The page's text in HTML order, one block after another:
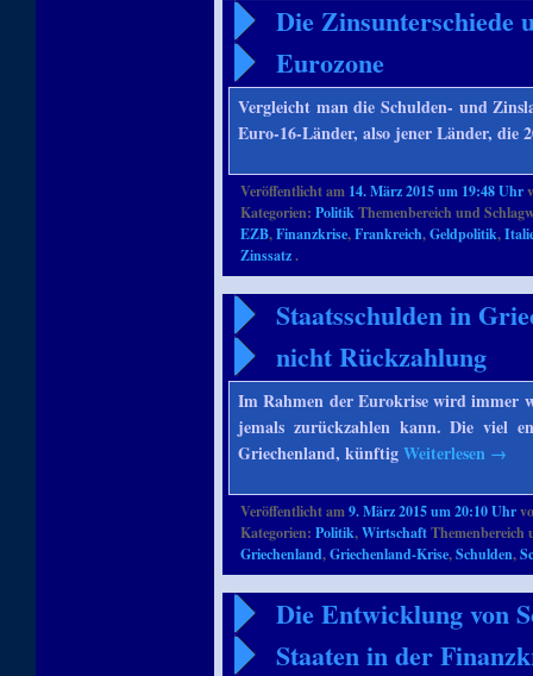
Die Zinsunterschiede
Eurozone
Vergleicht man die Schulden- und
Euro-16-Länder, also jener Länder, die
Veröffentlicht am 14. März 2015 um 19:48 Uhr
Kategorien:PolitikThemenbereich und
EZB,Finanzkrise,Frankreich,Geldpolitik,
Zinssatz.
Staatsschulden in
nicht Rückzahlung
Im Rahmen der Eurokrise wird immer
jemals zurückzahlen kann. Die viel
Griechenland, künftigWeiterlesen →
Veröffentlicht am9. März 2015 um 20:10 Uhr
Kategorien:Politik,Wirtschaft
Griechenland,Griechenland-Krise,Schulden,
Die Entwicklung von
Staaten in der